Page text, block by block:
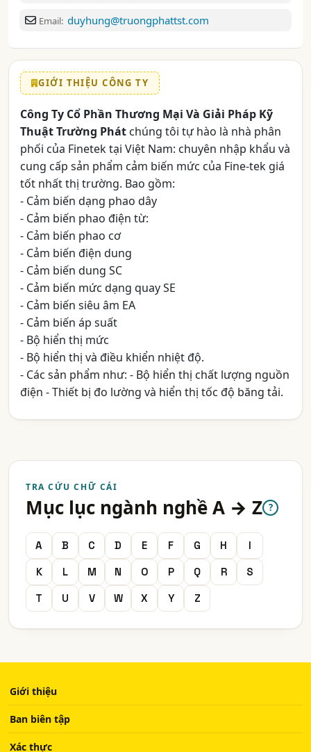
Email: duyhung@truongphattst.com
GIỚI THIỆU CÔNG TY
Công Ty Cổ Phần Thương Mại Và Giải Pháp Kỹ
Thuật Trường Phát chúng tôi tự hào là nhà phân
phối của Finetek tại Việt Nam: chuyên nhập khẩu và
cung cấp sản phẩm cảm biến mức của Fine-tek giá
tốt nhất thị trường. Bao gồm:
- Cảm biến dạng phao dây
- Cảm biến phao điện từ:
- Cảm biến phao cơ
- Cảm biến điện dung
- Cảm biến dung SC
- Cảm biến mức dạng quay SE
- Cảm biến siêu âm EA
- Cảm biến áp suất
- Bộ hiển thị mức
- Bộ hiển thị và điều khiển nhiệt độ.
- Các sản phẩm như: - Bộ hiển thị chất lượng nguồn
điện - Thiết bị đo lường và hiển thị tốc độ băng tải.
TRA CỨU CHỮ CÁI
Mục lục ngành nghề A → Z ?
A B C D E F G H
I
K
L M N O P Q R
S
T
U V W X Y Z
Giới thiệu
Ban biên tập
Xác thực